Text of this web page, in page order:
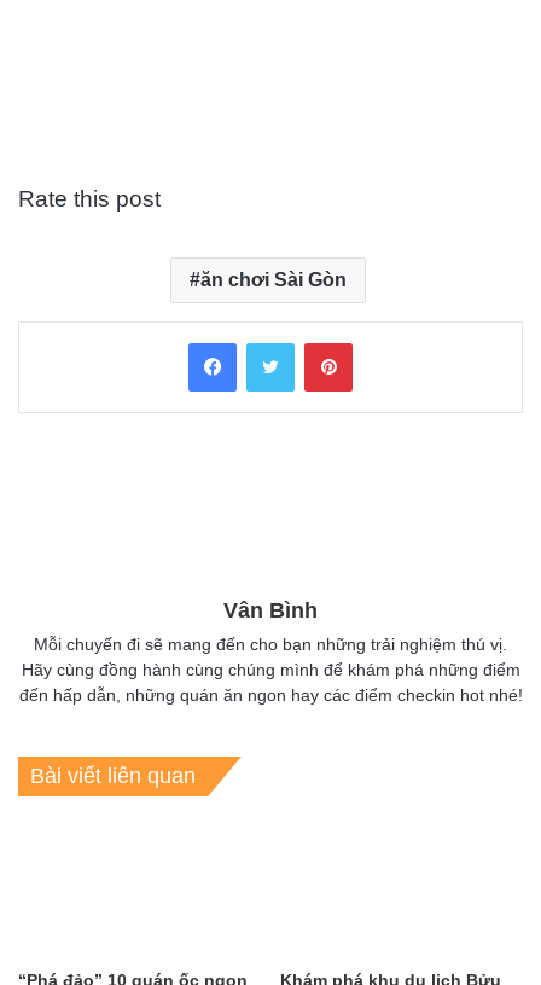
Rate this post
ăn chơi Sài Gòn
FacebookTwitter Pinterest
Vân Bình
Mỗi chuyến đi sẽ mang đến cho bạn những trải nghiệm thú vị.
Hãy cùng đồng hành cùng chúng mình để khám phá những điểm
đến hấp dẫn, những quán ăn ngon hay các điểm checkin hot nhé!
Bài viết liên quan
“Phá đảo” 10 quán ốc ngon Khám phá khu du lịch Bửu